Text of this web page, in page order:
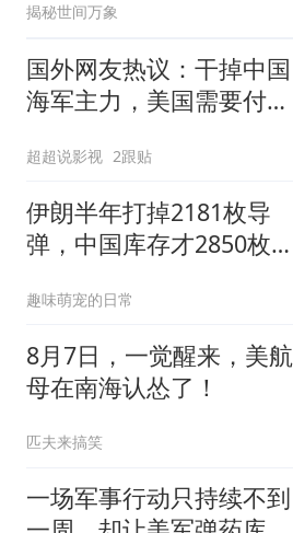
揭秘世间万象
国外网友热议：干掉中国
海军主力，美国需要付出
超超说影视 2跟贴
伊朗半年打掉2181枚导
弹，中国库存才2850枚？
趣味萌宠的日常
8月7日，一觉醒来，美航
母在南海认怂了！
匹夫来搞笑
一场军事行动只持续不到